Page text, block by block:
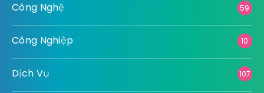
Công Nghệ 59
Công Nghiệp 10
Dịch Vụ 107